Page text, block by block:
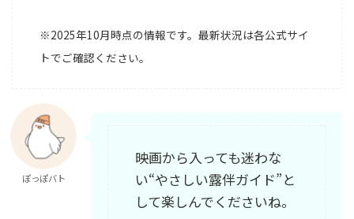
※2025年10月時点の情報です。最新状況は各公式サイ
トでご確認ください。
ぽっぽバト
映画から入っても迷わな
い“やさしい露伴ガイド”と
して楽しんでくださいね。